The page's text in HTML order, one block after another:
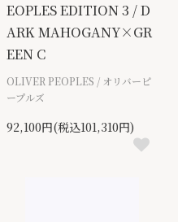
EOPLES EDITION 3 / D
ARK MAHOGANY×GR
EEN C
OLIVER PEOPLES / オリバーピ
ープルズ
92,100円(税込101,310円)